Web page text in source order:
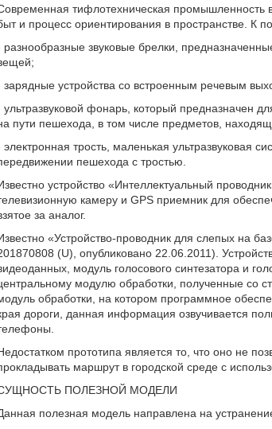
тифлотехническая промышленность
и процесс ориентирования в пространстве. К
разнообразные звуковые брелки,
зарядные устройства со встроенным речевым
ультразвуковой фонарь, который предназначен
пути пешехода, в том числе предметов,
электронная трость, маленькая ультразвуковая
пешехода с тростью.
устройство «Интеллектуальный
камеру и GPS приемник для
за аналог.
«Устройство-проводник для слепых на
(U), опубликовано 22.06.2011).
модуль голосового синтезатора и
модулю обработки, полученные со
обработки, на котором программное
дороги, данная информация озвучивается
прототипа является то, что оно не
маршрут в городской среде с
ПОЛЕЗНОЙ МОДЕЛИ
полезная модель направлена на